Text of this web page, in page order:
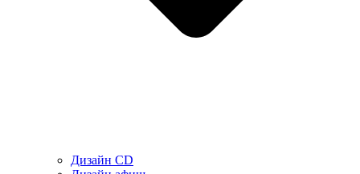
Дизайн CD